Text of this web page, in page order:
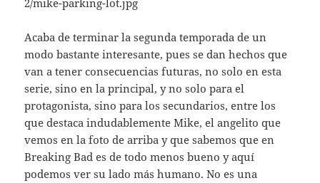
Acaba de terminar la segunda temporada de un
modo bastante interesante, pues se dan hechos que
van a tener consecuencias futuras, no solo en esta
serie, sino en la principal, y no solo para el
protagonista, sino para los secundarios, entre los
que destaca indudablemente Mike, el angelito que
vemos en la foto de arriba y que sabemos que en
Breaking Bad es de todo menos bueno y aquí
podemos ver su lado más humano. No es una